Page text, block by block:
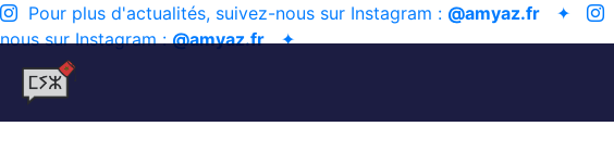
Pour plus d'actualités, suivez-nous sur Instagram : @amyaz.fr ✦
nous sur Instagram :@amyaz.fr✦